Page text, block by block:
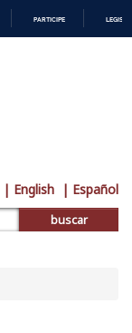
PARTICIPE
| English | Español
buscar